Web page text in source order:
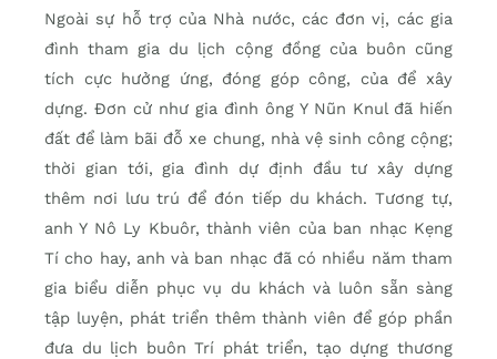
Ngoài sự hỗ trợ của Nhà nước, các đơn vị, các gia
đình tham gia du lịch cộng đồng của buôn cũng
tích cực hưởng ứng, đóng góp công, của để xây
dựng. Đơn cử như gia đình ông Y Nũn Knul đã hiến
đất để làm bãi đỗ xe chung, nhà vệ sinh công cộng;
thời gian tới, gia đình dự định đầu tư xây dựng
thêm nơi lưu trú để đón tiếp du khách. Tương tự,
anh Y Nô Ly Kbuôr, thành viên của ban nhạc Kẹng
Tí cho hay, anh và ban nhạc đã có nhiều năm tham
gia biểu diễn phục vụ du khách và luôn sẵn sàng
tập luyện, phát triển thêm thành viên để góp phần
đưa du lịch buôn Trí phát triển, tạo dựng thương